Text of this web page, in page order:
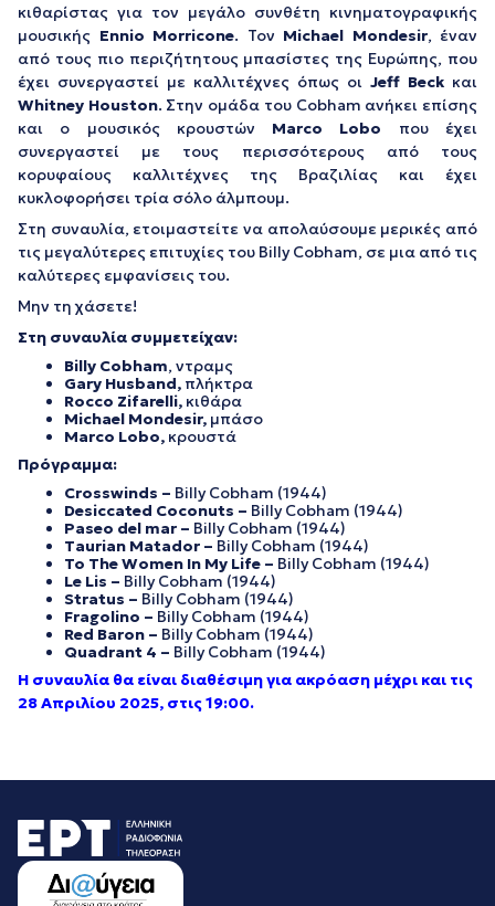
κιθαρίστας για τον μεγάλο συνθέτη κινηματογραφικής
μουσικής Ennio Morricone. Τον Michael Mondesir, έναν
από τους πιο περιζήτητους μπασίστες της Ευρώπης, που
έχει συνεργαστεί με καλλιτέχνες όπως οι Jeff Beck και
Whitney Houston. Στην ομάδα του Cobham ανήκει επίσης
και ο μουσικός κρουστών Marco Lobo που έχει
συνεργαστεί με τους περισσότερους από τους
κορυφαίους καλλιτέχνες της Βραζιλίας και έχει
κυκλοφορήσει τρία σόλο άλμπουμ.
Στη συναυλία, ετοιμαστείτε να απολαύσουμε μερικές από
τις μεγαλύτερες επιτυχίες του Billy Cobham, σε μια από τις
καλύτερες εμφανίσεις του.
Μην τη χάσετε!
Στη συναυλία συμμετείχαν:
Billy Cobham, ντραμς
Gary Husband, πλήκτρα
Rocco Zifarelli, κιθάρα
Michael Mondesir, μπάσο
Marco Lobo, κρουστά
Πρόγραμμα:
Crosswinds – Billy Cobham (1944)
Desiccated Coconuts – Billy Cobham (1944)
Paseo del mar – Billy Cobham (1944)
Taurian Matador – Billy Cobham (1944)
To The Women In My Life – Billy Cobham (1944)
Le Lis – Billy Cobham (1944)
Stratus – Billy Cobham (1944)
Fragolino – Billy Cobham (1944)
Red Baron – Billy Cobham (1944)
Quadrant 4 – Billy Cobham (1944)
Η συναυλία θα είναι διαθέσιμη για ακρόαση μέχρι και τις
28 Απριλίου 2025, στις 19:00.